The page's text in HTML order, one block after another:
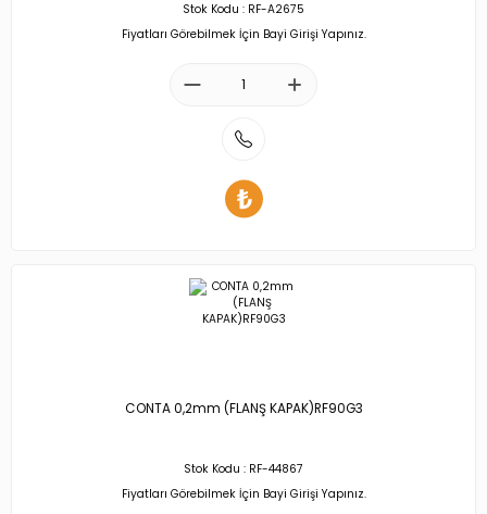
Stok Kodu : RF-A2675
Fiyatları Görebilmek İçin Bayi Girişi Yapınız.
CONTA 0,2mm (FLANŞ KAPAK)RF90G3
Stok Kodu : RF-44867
Fiyatları Görebilmek İçin Bayi Girişi Yapınız.